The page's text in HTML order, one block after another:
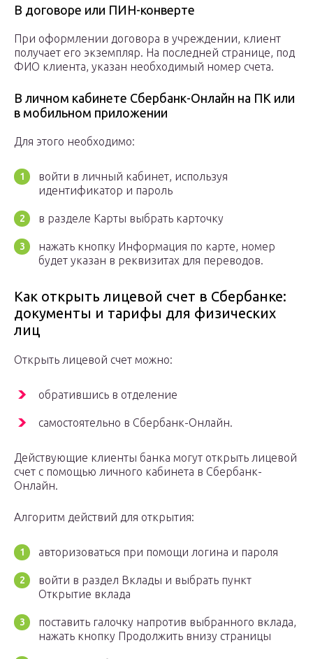
В договоре или ПИН-конверте
При оформлении договора в учреждении, клиент
получает его экземпляр. На последней странице, под
ФИО клиента, указан необходимый номер счета.
В личном кабинете Сбербанк-Онлайн на ПК или
в мобильном приложении
Для этого необходимо:
войти в личный кабинет, используя
идентификатор и пароль
в разделе Карты выбрать карточку
нажать кнопку Информация по карте, номер
будет указан в реквизитах для переводов.
Как открыть лицевой счет в Сбербанке:
документы и тарифы для физических
лиц
Открыть лицевой счет можно:
обратившись в отделение
самостоятельно в Сбербанк-Онлайн.
Действующие клиенты банка могут открыть лицевой
счет с помощью личного кабинета в Сбербанк-
Онлайн.
Алгоритм действий для открытия:
авторизоваться при помощи логина и пароля
войти в раздел Вклады и выбрать пункт
Открытие вклада
поставить галочку напротив выбранного вклада,
нажать кнопку Продолжить внизу страницы